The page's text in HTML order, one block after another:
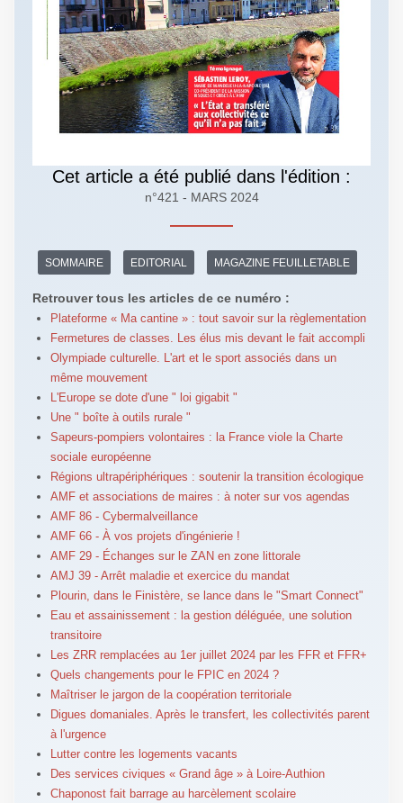
Cet article a été publié dans l'édition :
n°421 - MARS 2024
SOMMAIRE EDITORIAL MAGAZINE FEUILLETABLE
Retrouver tous les articles de ce numéro :
Plateforme « Ma cantine » : tout savoir sur la règlementation
Fermetures de classes. Les élus mis devant le fait accompli
Olympiade culturelle. L'art et le sport associés dans un
même mouvement
L'Europe se dote d'une " loi gigabit "
Une " boîte à outils rurale "
Sapeurs-pompiers volontaires : la France viole la Charte
sociale européenne
Régions ultrapériphériques : soutenir la transition écologique
AMF et associations de maires : à noter sur vos agendas
AMF 86 - Cybermalveillance
AMF 66 - À vos projets d'ingénierie !
AMF 29 - Échanges sur le ZAN en zone littorale
AMJ 39 - Arrêt maladie et exercice du mandat
Plourin, dans le Finistère, se lance dans le "Smart Connect"
Eau et assainissement : la gestion déléguée, une solution
transitoire
Les ZRR remplacées au 1er juillet 2024 par les FFR et FFR+
Quels changements pour le FPIC en 2024 ?
Maîtriser le jargon de la coopération territoriale
Digues domaniales. Après le transfert, les collectivités parent
à l'urgence
Lutter contre les logements vacants
Des services civiques « Grand âge » à Loire-Authion
Chaponost fait barrage au harcèlement scolaire